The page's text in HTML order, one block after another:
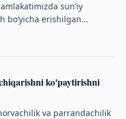
sunʼiy
boʻyicha erishilgan
ko'paytirishni
va parrandachilik